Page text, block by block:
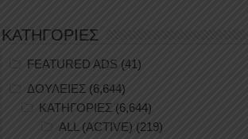
ΚΑΤΗΓΟΡΙΕΣ
FEATURED ADS (41)
ΔΟΥΛΕΙΕΣ (6,644)
ΚΑΤΗΓΟΡΙΕΣ (6,644)
ALL (ACTIVE) (219)